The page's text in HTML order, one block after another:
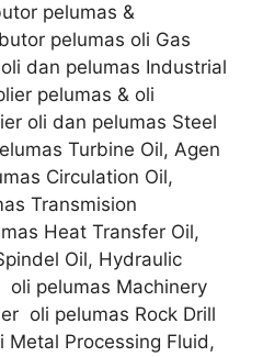
pelumas &
pelumas oli Gas
dan pelumas Industrial
pelumas & oli
oli dan pelumas Steel
Turbine Oil, Agen
Circulation Oil,
Transmision
Heat Transfer Oil,
Oil, Hydraulic
pelumas Machinery
oli pelumas Rock Drill
Metal Processing Fluid,